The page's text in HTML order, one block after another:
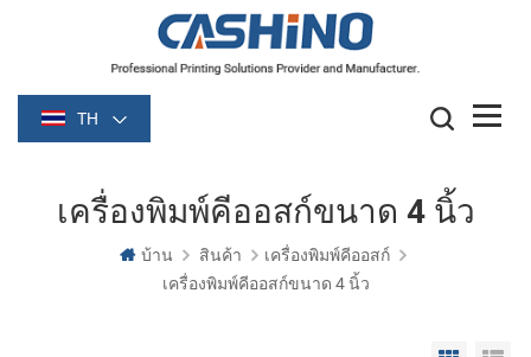
TH
เครื่องพิมพ์คีออสก์ขนาด 4 นิ้ว
บ้าน สินค้า
เครื่องพิมพ์คีออสก์
เครื่องพิมพ์คีออสก์ขนาด 4 นิ้ว